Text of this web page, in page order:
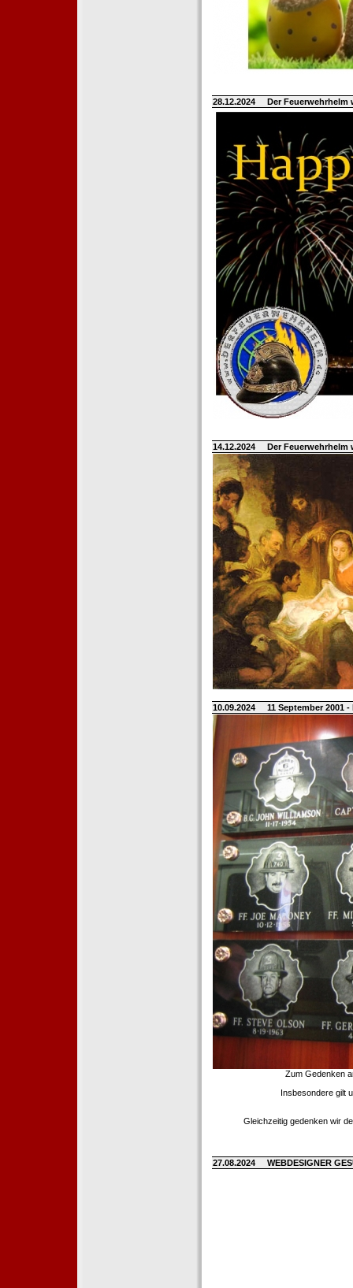
28.12.2024 Der
14.12.2024 Der
10.09.2024 11 September 2001
Zum Gedenken
Insbesondere gilt
Gleichzeitig gedenken wir
27.08.2024 WEBDESIGNER